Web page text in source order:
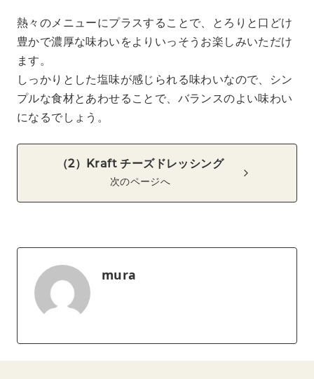
熱々のメニューにプラスすることで、とろりと口どけ
豊かで濃厚な味わいをよりいっそうお楽しみいただけ
ます。
しっかりとした塩味が感じられる味わいなので、シン
プルな食材とあわせることで、バランスのよい味わい
になるでしょう。
（2）Kraft チーズドレッシング
次のページへ
mura